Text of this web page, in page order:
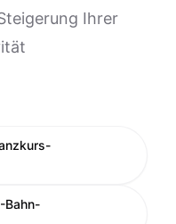
Ihrer
Bahn-